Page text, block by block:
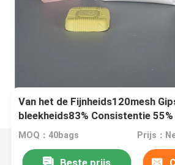
Van het de Fijnheids120mesh
bleekheids83% Consistentie
Pleisterpoeder
MOQ：40bags Prijs：
Beste prijs